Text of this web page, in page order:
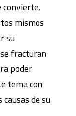
convierte,
mismos
su
fracturan
poder
tema con
de su